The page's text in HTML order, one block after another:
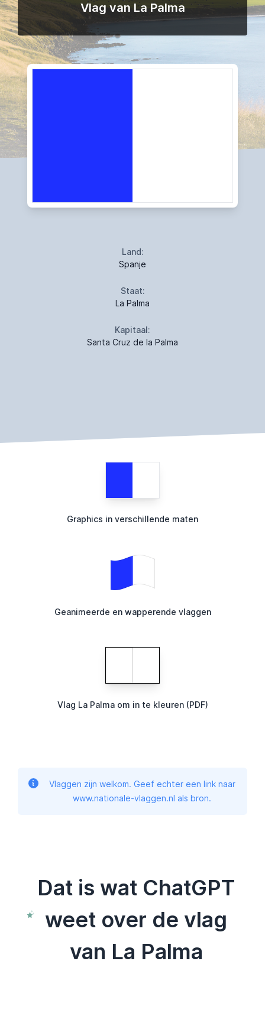
Vlag van La Palma
Land:
Spanje
Staat:
La Palma
Kapitaal:
Santa Cruz de la Palma
Graphics in verschillende maten
Geanimeerde en wapperende vlaggen
Vlag La Palma om in te kleuren (PDF)
Vlaggen zijn welkom. Geef echter een link naar
www.nationale-vlaggen.nl als bron.
Dat is wat ChatGPT
weet over de vlag
van La Palma